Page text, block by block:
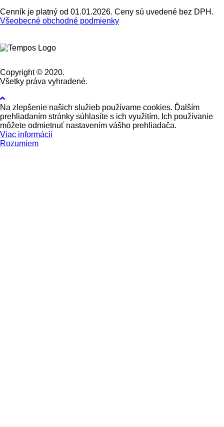
Cenník je platný od 01.01.2026. Ceny sú uvedené bez DPH.
Všeobecné obchodné podmienky
Copyright © 2020.
Všetky práva vyhradené.
Na zlepšenie našich služieb používame cookies. Ďalším
prehliadaním stránky súhlasíte s ich využitím. Ich používanie
môžete odmietnuť nastavením vášho prehliadača.
Viac informácií
Rozumiem